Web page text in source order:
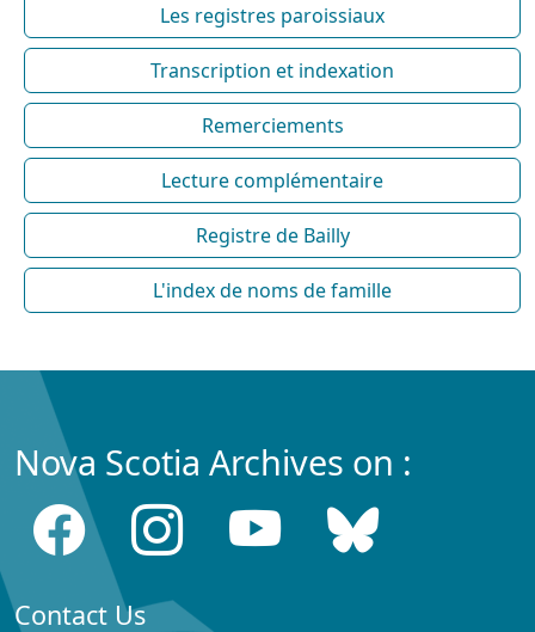
Les registres paroissiaux
Transcription et indexation
Remerciements
Lecture complémentaire
Registre de Bailly
L'index de noms de famille
Nova Scotia Archives on :
Contact Us